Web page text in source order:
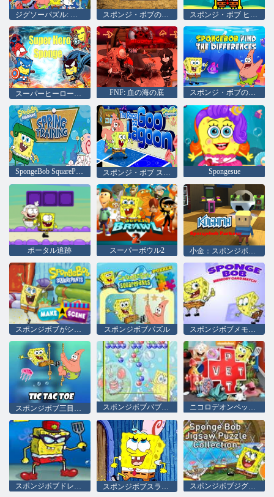
ジグソーパズル: スポンジ・ボブ スクエアパンツ パーティー スポンジ・ボブのぬりえアドベンチャー スポンジ・ボブ ヒドゥン・バーガー
FNF: 血の海の底 スポンジ・ボブの間違い探し
SpongeBob SquarePantsスプリングトレーニング Spongesue
ポータル追跡 スーパーボウル2 小金：スポンジボウルパルクール
スポンジボブがシーンを作る スポンジボブパズル スポンジボブメモリーカードマッチ
スポンジボブバブルシュート ニコロデオンペット獣医
スポンジボブドレスアップ スポンジボブスライド スポンジボブジグソーパズルコレクション